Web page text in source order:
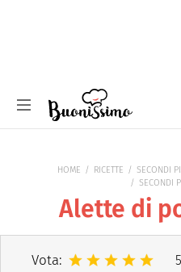
HOME RICETTE SECONDI
SECONDI
Alette di
Vota: 5